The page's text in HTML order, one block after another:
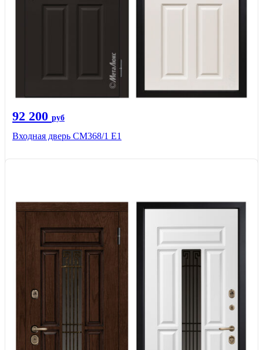
92 200 руб
Входная дверь СМ368/1 Е1